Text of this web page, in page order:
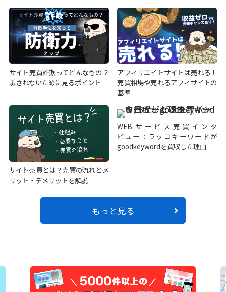
サイト売買詐欺ってどんなもの？
騙されないために見るポイント
アフィリエイトサイトは売れる！
売買相場や売れるアフィサイトの
基準
サイト売買とは？売買の流れとメ
リット・デメリットを解説
WEBサービス売買インタ
ビュー：ラッコキーワードが
goodkeywordを買収した理由
もっと見る